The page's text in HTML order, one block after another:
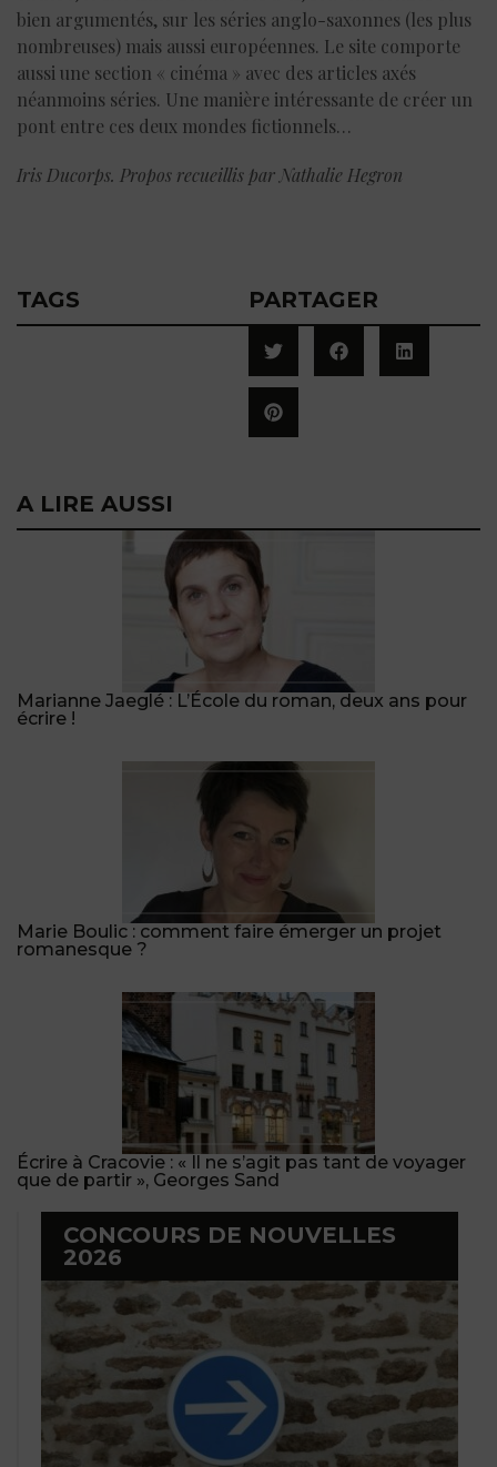
bien argumentés, sur les séries anglo-saxonnes (les plus
nombreuses) mais aussi européennes. Le site comporte
aussi une section « cinéma » avec des articles axés
néanmoins séries. Une manière intéressante de créer un
pont entre ces deux mondes fictionnels…
Iris Ducorps. Propos recueillis par Nathalie Hegron
TAGS PARTAGER
A LIRE AUSSI
Marianne Jaeglé : L’École du roman, deux ans pour
écrire !
Marie Boulic : comment faire émerger un projet
romanesque ?
Écrire à Cracovie : « Il ne s’agit pas tant de voyager
que de partir », Georges Sand
CONCOURS DE NOUVELLES
2026